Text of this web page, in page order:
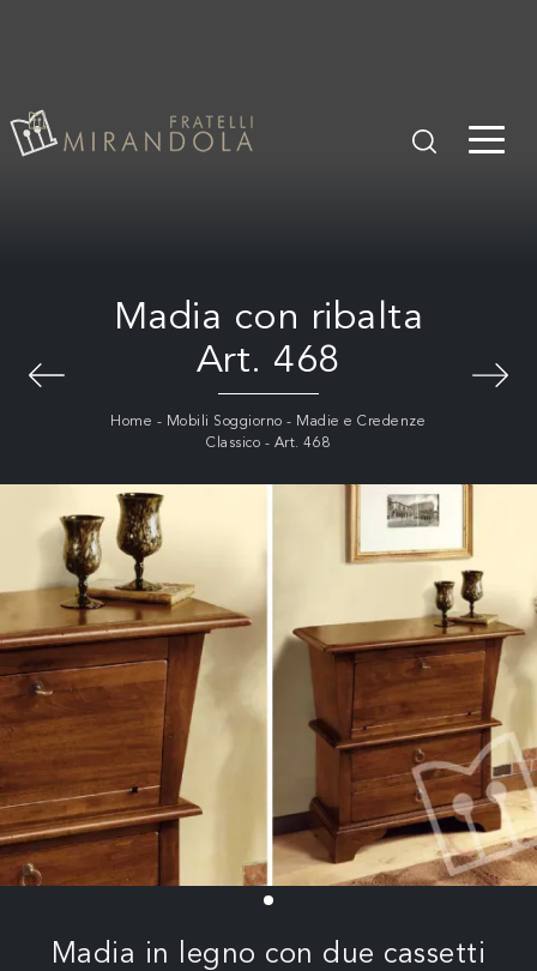
Madia con ribalta
Art. 468
Home - Mobili Soggiorno - Madie e Credenze
Classico - Art. 468
Madia in legno con due cassetti